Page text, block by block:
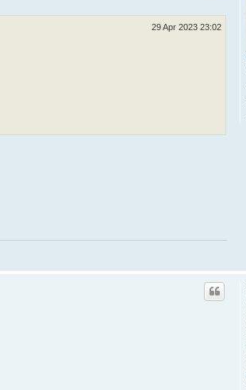
29 Apr 2023 23:02